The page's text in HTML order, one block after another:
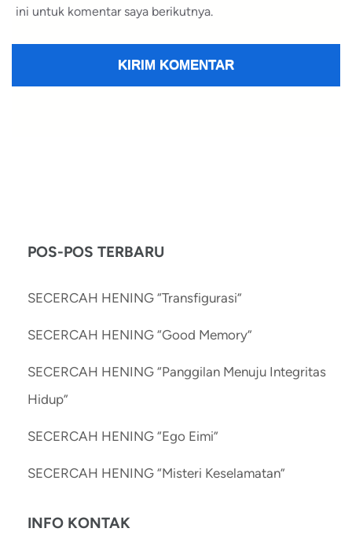
ini untuk komentar saya berikutnya.
POS-POS TERBARU
SECERCAH HENING “Transfigurasi”
SECERCAH HENING “Good Memory”
SECERCAH HENING “Panggilan Menuju Integritas
Hidup”
SECERCAH HENING “Ego Eimi”
SECERCAH HENING “Misteri Keselamatan”
INFO KONTAK